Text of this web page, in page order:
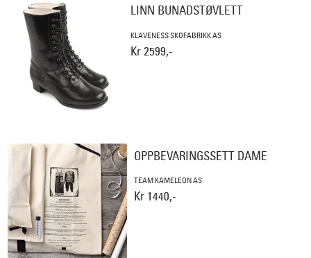
LINN BUNADSTØVLETT
KLAVENESS SKOFABRIKK AS
Kr 2599,-
OPPBEVARINGSSETT DAME
TEAM KAMELEON AS
Kr 1440,-